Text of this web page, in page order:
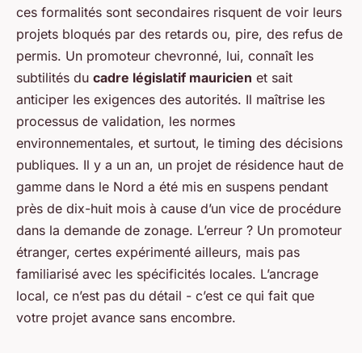
ces formalités sont secondaires risquent de voir leurs
projets bloqués par des retards ou, pire, des refus de
permis. Un promoteur chevronné, lui, connaît les
subtilités du cadre législatif mauricien et sait
anticiper les exigences des autorités. Il maîtrise les
processus de validation, les normes
environnementales, et surtout, le timing des décisions
publiques. Il y a un an, un projet de résidence haut de
gamme dans le Nord a été mis en suspens pendant
près de dix-huit mois à cause d’un vice de procédure
dans la demande de zonage. L’erreur ? Un promoteur
étranger, certes expérimenté ailleurs, mais pas
familiarisé avec les spécificités locales. L’ancrage
local, ce n’est pas du détail - c’est ce qui fait que
votre projet avance sans encombre.